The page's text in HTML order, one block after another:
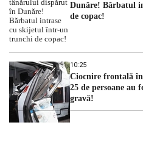
Dunăre! Bărbatul
de copac!
10:25
Ciocnire frontală
25 de persoane au
gravă!